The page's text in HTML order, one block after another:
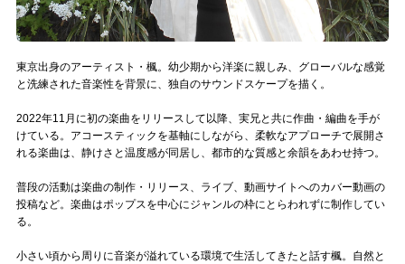
東京出身のアーティスト・楓。幼少期から洋楽に親しみ、グローバルな感覚
と洗練された音楽性を背景に、独自のサウンドスケープを描く。
2022年11月に初の楽曲をリリースして以降、実兄と共に作曲・編曲を手が
けている。アコースティックを基軸にしながら、柔軟なアプローチで展開さ
れる楽曲は、静けさと温度感が同居し、都市的な質感と余韻をあわせ持つ。
普段の活動は楽曲の制作・リリース、ライブ、動画サイトへのカバー動画の
投稿など。楽曲はポップスを中心にジャンルの枠にとらわれずに制作してい
る。
小さい頃から周りに音楽が溢れている環境で生活してきたと話す楓。自然と